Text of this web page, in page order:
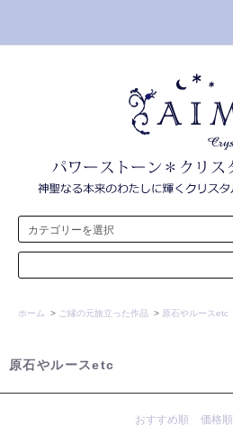
ホーム > ご縁の元旅立った作品 > 原石やルースetc
原石やルースetc
おすすめ順 価格順